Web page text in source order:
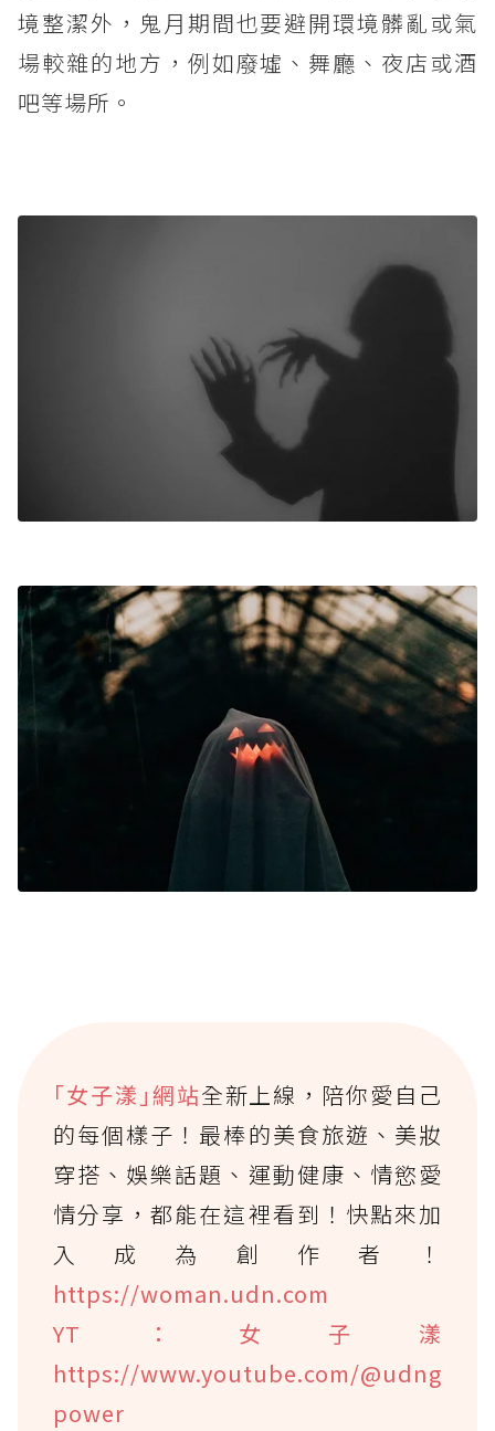
境整潔外，鬼月期間也要避開環境髒亂或氣
場較雜的地方，例如廢墟、舞廳、夜店或酒
吧等場所。
｢女子漾｣網站全新上線，陪你愛自己
的每個樣子！最棒的美食旅遊、美妝
穿搭、娛樂話題、運動健康、情慾愛
情分享，都能在這裡看到！快點來加
入成為創作者！
https://woman.udn.com
YT：女子漾
https://www.youtube.com/@udng
power